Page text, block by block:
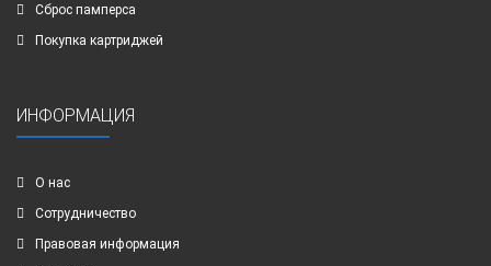
Сброс памперса
Покупка картриджей
ИНФОРМАЦИЯ
О нас
Сотрудничество
Правовая информация